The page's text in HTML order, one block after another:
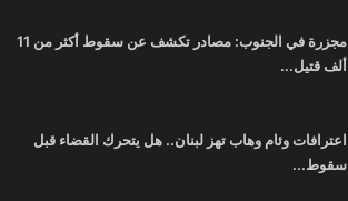
مجزرة في الجنوب: مصادر تكشف عن سقوط أكثر من 11
ألف قتيل...
اعترافات وئام وهاب تهز لبنان.. هل يتحرك القضاء قبل
سقوط...